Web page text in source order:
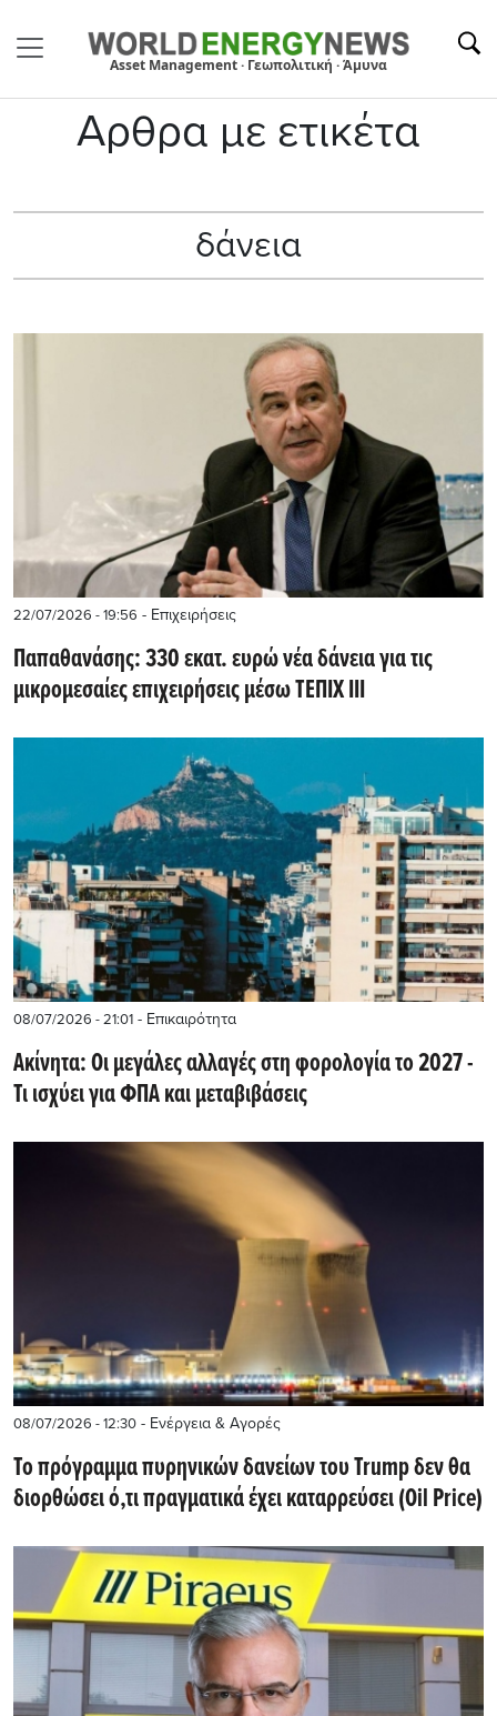
Asset Management · Γεωπολιτική · Άμυνα
Αρθρα με ετικέτα
δάνεια
22/07/2026 - 19:56 - Επιχειρήσεις
Παπαθανάσης: 330 εκατ. ευρώ νέα δάνεια για τις
μικρομεσαίες επιχειρήσεις μέσω ΤΕΠΙΧ ΙΙΙ
08/07/2026 - 21:01 - Επικαιρότητα
Ακίνητα: Οι μεγάλες αλλαγές στη φορολογία το 2027 -
Τι ισχύει για ΦΠΑ και μεταβιβάσεις
08/07/2026 - 12:30 - Ενέργεια & Αγορές
Το πρόγραμμα πυρηνικών δανείων του Trump δεν θα
διορθώσει ό,τι πραγματικά έχει καταρρεύσει (Oil Price)